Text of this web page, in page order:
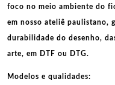
foco no meio ambiente do
em nosso ateliê paulistano,
durabilidade do desenho,
arte, em DTF ou DTG.
Modelos e qualidades: